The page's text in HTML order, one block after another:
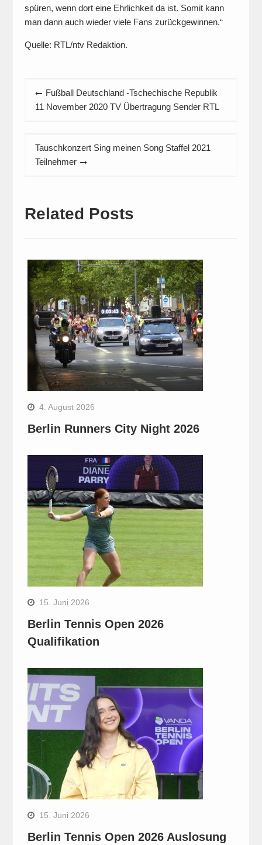
spüren, wenn dort eine Ehrlichkeit da ist. Somit kann
man dann auch wieder viele Fans zurückgewinnen.“
Quelle: RTL/ntv Redaktion.
Beitragsnavigation
Fußball Deutschland -Tschechische Republik
11 November 2020 TV Übertragung Sender RTL
Tauschkonzert Sing meinen Song Staffel 2021
Teilnehmer
Related Posts
4. August 2026
Berlin Runners City Night 2026
15. Juni 2026
Berlin Tennis Open 2026
Qualifikation
15. Juni 2026
Berlin Tennis Open 2026 Auslosung